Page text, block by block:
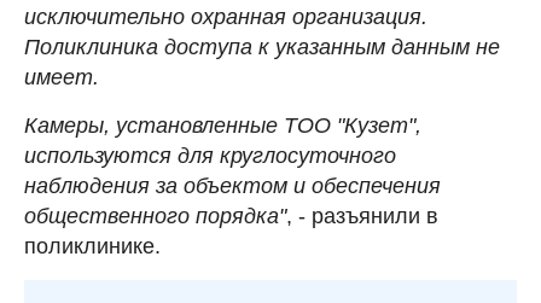
исключительно охранная организация.
Поликлиника доступа к указанным данным не
имеет.
Камеры, установленные ТОО "Кузет",
используются для круглосуточного
наблюдения за объектом и обеспечения
общественного порядка", - разъянили в
поликлинике.